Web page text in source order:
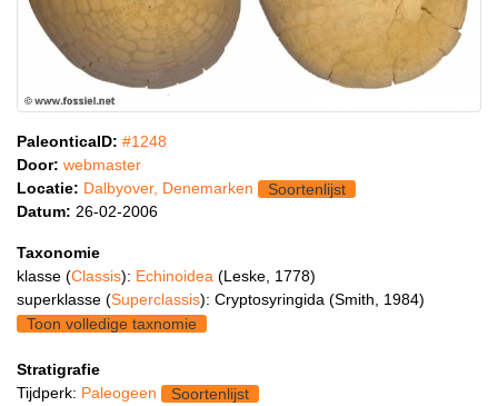
PaleonticaID: #1248
Door: webmaster
Locatie: Dalbyover, Denemarken
Soortenlijst
Datum: 26-02-2006
Taxonomie
klasse (Classis): Echinoidea (Leske, 1778)
superklasse (Superclassis): Cryptosyringida (Smith, 1984)
Toon volledige taxnomie
Stratigrafie
Tijdperk: Paleogeen
Soortenlijst